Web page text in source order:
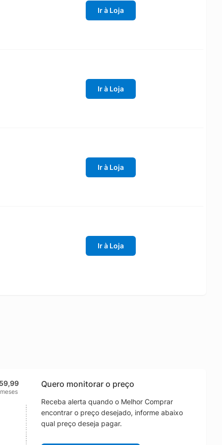
Ir à Loja
Ir à Loja
Ir à Loja
Ir à Loja
Quero monitorar o preço
Receba alerta quando o Melhor Comprar
encontrar o preço desejado, informe abaixo
qual preço deseja pagar.